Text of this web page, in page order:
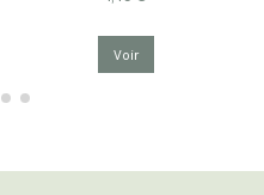
Voir